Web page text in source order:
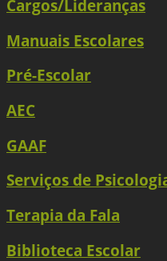
Cargos/Lideranças
Manuais Escolares
Pré-Escolar
AEC
GAAF
Serviços de
Terapia da Fala
Biblioteca Escolar